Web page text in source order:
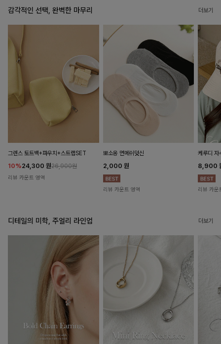
감각적인 선택, 완벽한 마무리 더보기
그렌스 토트백+파우치+스트랩SET
10%24,300 원26,900원
리뷰 카운트 영역
뽀소옹 면메쉬덧신
2,000 원
리뷰 카운트 영역
케루디 자
8,900
리뷰 카운
디테일의 미학, 주얼리 라인업 더보기